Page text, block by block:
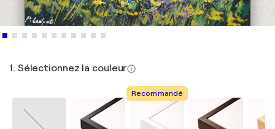
1. Sélectionnez la couleur
Recommandé